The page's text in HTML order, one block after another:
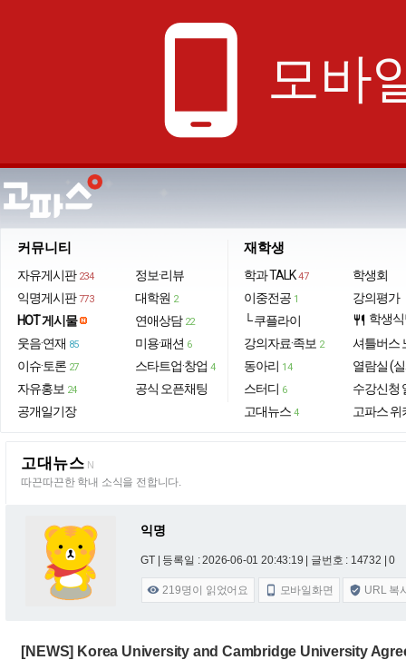
phone_android 모바
커뮤니티
자유게시판 234
익명게시판 773
HOT 게시물
웃음·연재 85
이슈·토론 27
자유홍보 24
공개일기장
정보·리뷰
대학원 2
연애상담 22
미용·패션 6
스타트업·창업 4
공식 오픈채팅
재학생
학과 TALK 47
이중전공 1
└ 쿠플라이
강의자료·족보 2
동아리 14
스터디 6
고대뉴스 4
학생회
강의평가
restaurant 학생
셔틀버스
열람실 (
수강신청
고파스 위
고대뉴스 N
따끈따끈한 학내 소식을 전합니다.
익명
GT | 등록일 : 2026-06-01 20:43:19 | 글번호 : 14732 | 0
 219명이 읽었어요  모바일화면  URL 복
[NEWS] Korea University and Cambridge University